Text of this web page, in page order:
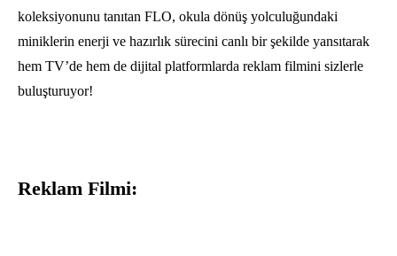
koleksiyonunu tanıtan FLO, okula dönüş yolculuğundaki
miniklerin enerji ve hazırlık sürecini canlı bir şekilde yansıtarak
hem TV’de hem de dijital platformlarda reklam filmini sizlerle
buluşturuyor!
Reklam Filmi: